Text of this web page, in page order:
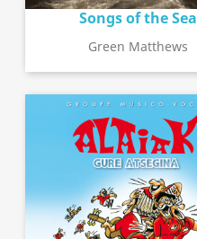
Songs of the Sea
Green Matthews